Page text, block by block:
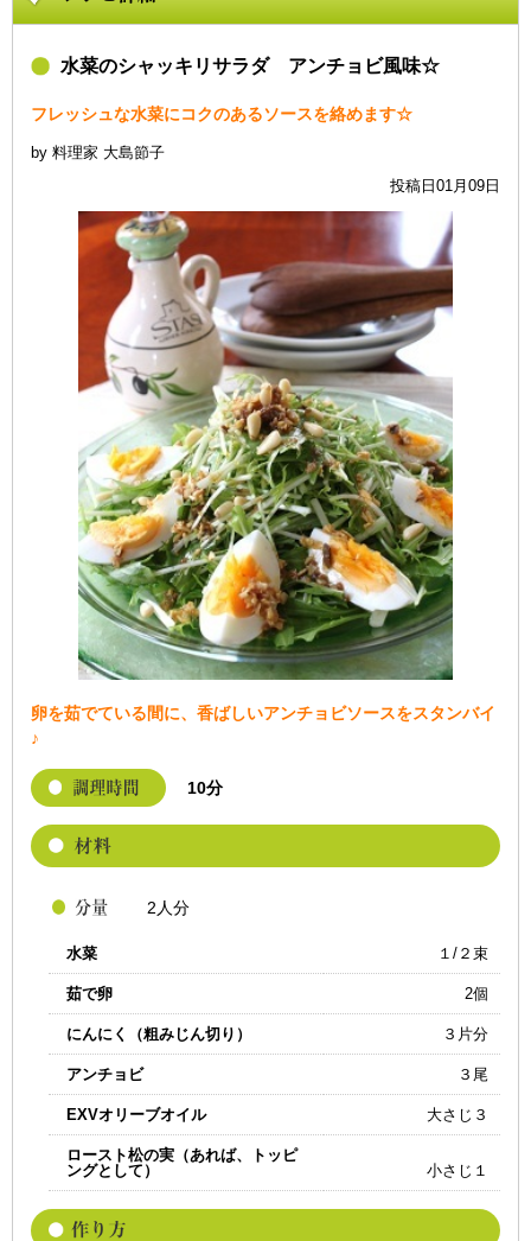
水菜のシャッキリサラダ アンチョビ風味☆
フレッシュな水菜にコクのあるソースを絡めます☆
by 料理家 大島節子
投稿日01月09日
卵を茹でている間に、香ばしいアンチョビソースをスタンバイ
♪
10分
2人分
水菜 １/２束
茹で卵 2個
にんにく（粗みじん切り） ３片分
アンチョビ ３尾
EXVオリーブオイル 大さじ３
ロースト松の実（あれば、トッピ
ングとして）
小さじ１